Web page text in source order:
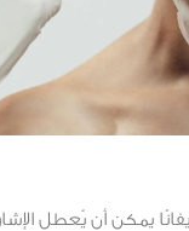
يمكن أن يُعطل